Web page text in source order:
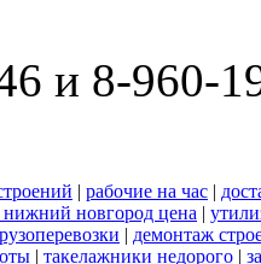
и 8-960-
| рабочие на час |
нижний новгород цена |
| демонтаж
| такелажники недорого |